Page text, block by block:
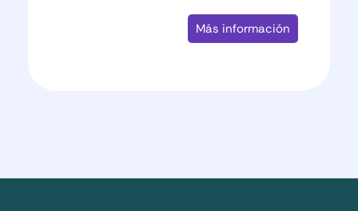
Más información